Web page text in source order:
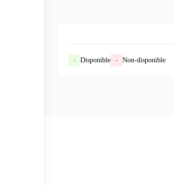
- Disponible - Non-disponible